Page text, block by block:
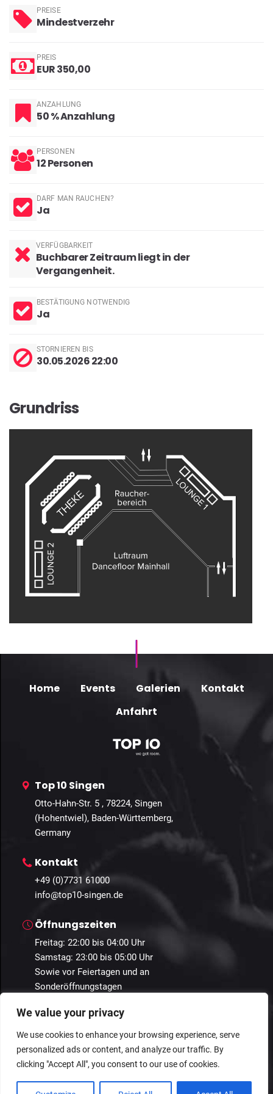
We value your privacy
We use cookies to enhance your browsing experience, serve
personalized ads or content, and analyze our traffic. By
clicking "Accept All", you consent to our use of cookies.
PREISE
Mindestverzehr
PREIS
EUR 350,00
ANZAHLUNG
50 % Anzahlung
PERSONEN
12 Personen
DARF MAN RAUCHEN?
Ja
VERFÜGBARKEIT
Buchbarer Zeitraum liegt in der
Vergangenheit.
BESTÄTIGUNG NOTWENDIG
Ja
STORNIEREN BIS
30.05.2026 22:00
Grundriss
Home Events Galerien
Kontakt
Anfahrt
Top 10 Singen
Otto-Hahn-Str. 5 , 78224, Singen
(Hohentwiel), Baden-Württemberg,
Germany
Kontakt
+49 (0)7731 61000
info@top10-singen.de
Öffnungszeiten
Freitag: 22:00 bis 04:00 Uhr
Samstag: 23:00 bis 05:00 Uhr
Sowie vor Feiertagen und an
Sonderöffnungstagen
© 2024 Guestastic. Alle Rechte vorbehalten.
Datenschutz Geschäftsbedingungen